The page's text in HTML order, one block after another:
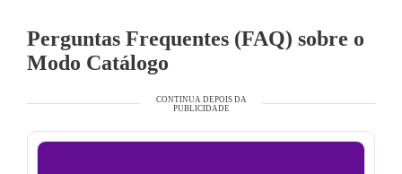
Perguntas Frequentes (FAQ) sobre o
Modo Catálogo
CONTINUA DEPOIS DA
PUBLICIDADE